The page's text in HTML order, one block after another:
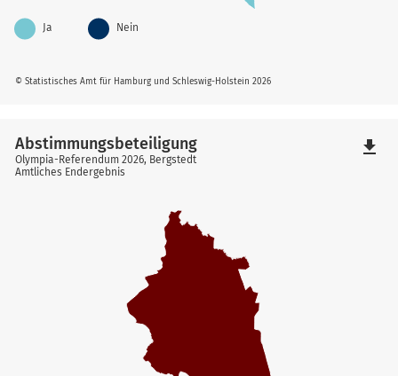
© Statistisches Amt für Hamburg und Schleswig-Holstein 2026
Ja Nein
Abstimmungsbeteiligung
Olympia-Referendum 2026, Bergstedt
Amtliches Endergebnis
file_download